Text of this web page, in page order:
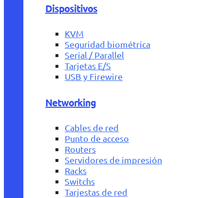
Dispositivos
KVM
Seguridad biométrica
Serial / Parallel
Tarjetas E/S
USB y Firewire
Networking
Cables de red
Punto de acceso
Routers
Servidores de impresión
Racks
Switchs
Tarjestas de red